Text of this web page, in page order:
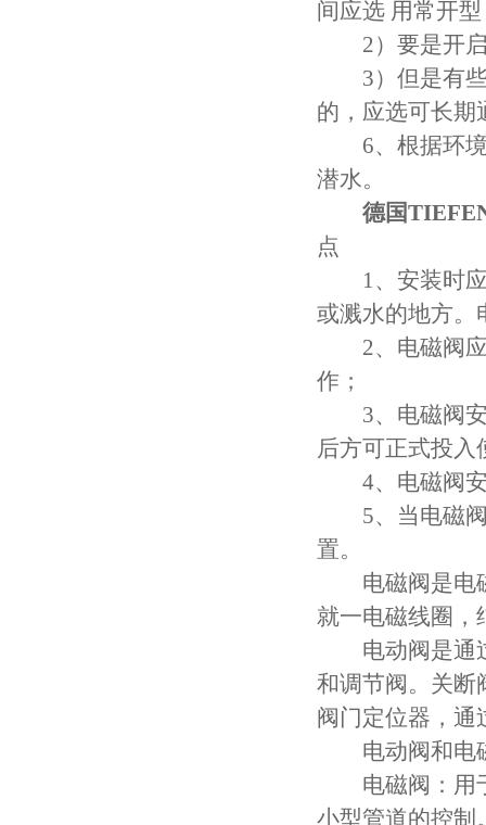
间应选 用常开
2）要是开启
3）但是有些
的，应选可长期
6、根据环境
潜水。
德国
点
1、安装时应
或溅水的地方。
2、电磁阀应
作；
3、电磁阀安
后方可正式投入
4、电磁阀安
5、当电磁阀
置。
电磁阀是电磁
就一电磁线圈，
电动阀是通过
和调节阀。关断
阀门定位器，通
电动阀和电
电磁阀：用于
小型管道的控制